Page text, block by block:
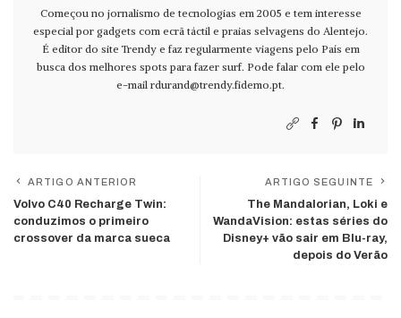
Começou no jornalismo de tecnologias em 2005 e tem interesse
especial por gadgets com ecrã táctil e praias selvagens do Alentejo.
É editor do site Trendy e faz regularmente viagens pelo País em
busca dos melhores spots para fazer surf. Pode falar com ele pelo
e-mail rdurand@trendy.fidemo.pt.
ARTIGO ANTERIOR
Volvo C40 Recharge Twin:
conduzimos o primeiro
crossover da marca sueca
ARTIGO SEGUINTE
The Mandalorian, Loki e
WandaVision: estas séries do
Disney+ vão sair em Blu-ray,
depois do Verão